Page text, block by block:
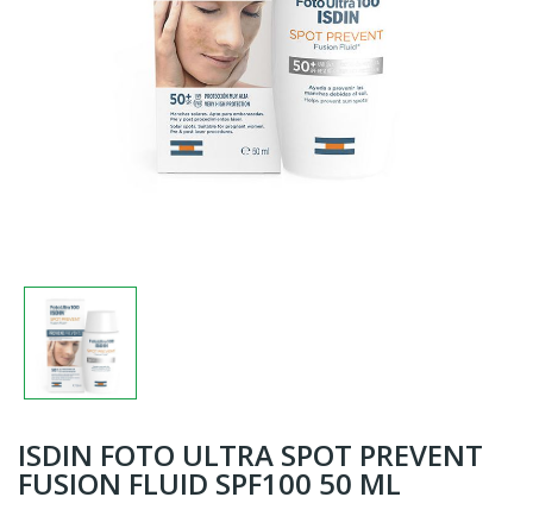
ISDIN FOTO ULTRA SPOT PREVENT
FUSION FLUID SPF100 50 ML